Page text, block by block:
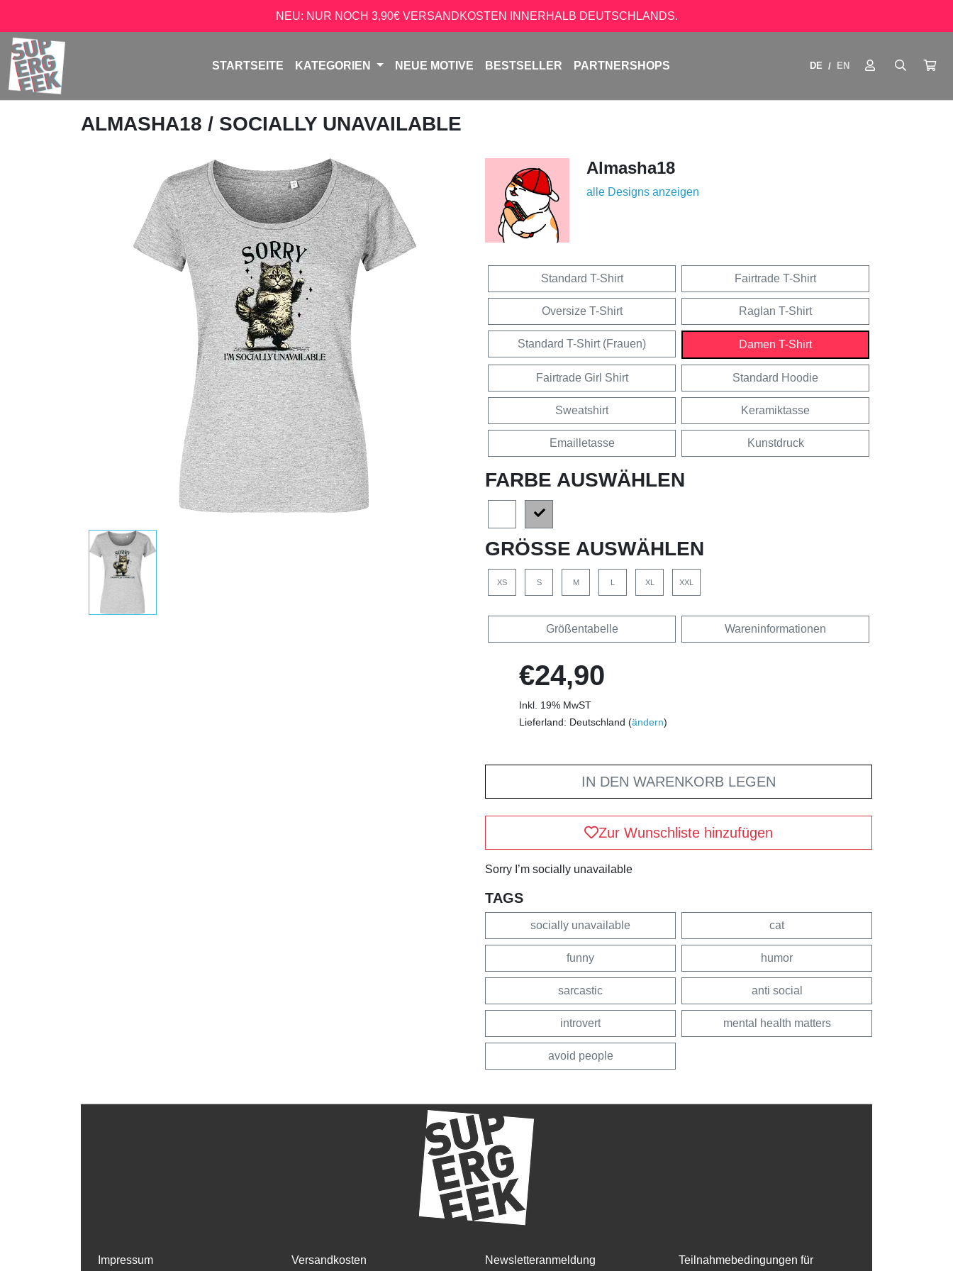
NEU: NUR NOCH 3,90€ VERSANDKOSTEN INNERHALB DEUTSCHLANDS.
STARTSEITE KATEGORIEN NEUE MOTIVE BESTSELLER PARTNERSHOPS DE / EN
ALMASHA18 / SOCIALLY UNAVAILABLE
Almasha18
alle Designs anzeigen
Standard T-Shirt Fairtrade T-Shirt
Oversize T-Shirt Raglan T-Shirt
Standard T-Shirt (Frauen) Damen T-Shirt
Fairtrade Girl Shirt Standard Hoodie
Sweatshirt Keramiktasse
Emailletasse Kunstdruck
FARBE AUSWÄHLEN
GRÖSSE AUSWÄHLEN
XS S M L XL XXL
Größentabelle Wareninformationen
€24,90
Inkl. 19% MwST
Lieferland: Deutschland (ändern)
IN DEN WARENKORB LEGEN
Zur Wunschliste hinzufügen
Sorry I’m socially unavailable
TAGS
socially unavailable cat
funny humor
sarcastic anti social
introvert mental health matters
avoid people
Impressum Versandkosten Newsletteranmeldung
Teilnahmebedingungen für